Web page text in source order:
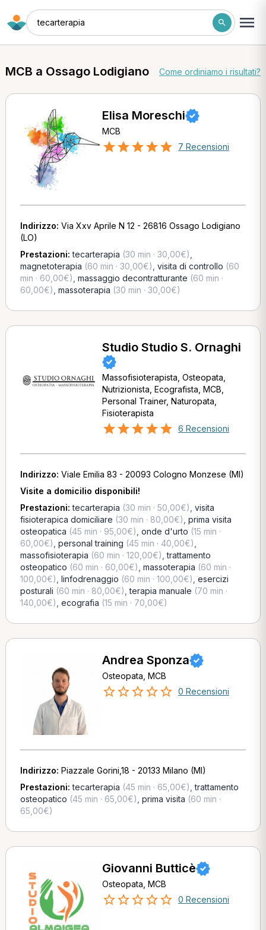
tecarterapia
MCB a Ossago Lodigiano Come ordiniamo i risultati?
Elisa Moreschi
MCB
7 Recensioni
Indirizzo: Via Xxv Aprile N 12 - 26816 Ossago Lodigiano
(LO)
Prestazioni:tecarterapia (30 min · 30,00€)
magnetoterapia (60 min · 30,00€) visita di controllo (60
min · 60,00€) massaggio decontratturante (60 min ·
60,00€) massoterapia (30 min · 30,00€)
Studio Studio S. Ornaghi
Massofisioterapista, Osteopata,
Nutrizionista, Ecografista, MCB,
Personal Trainer, Naturopata,
Fisioterapista
6 Recensioni
Indirizzo: Viale Emilia 83 - 20093 Cologno Monzese (MI)
Visite a domicilio disponibili!
Prestazioni:tecarterapia (30 min · 50,00€) visita
fisioterapica domiciliare (30 min · 80,00€) prima visita
osteopatica (45 min · 95,00€) onde d'urto (15 min ·
60,00€) personal training (45 min · 40,00€)
massofisioterapia (60 min · 120,00€) ,trattamento
osteopatico (60 min · 60,00€) massoterapia (60 min ·
100,00€) linfodrenaggio (60 min · 100,00€) esercizi
posturali (60 min · 80,00€) ,terapia manuale (70 min ·
140,00€) ecografia (15 min · 70,00€)
Andrea Sponza
Osteopata, MCB
0 Recensioni
Indirizzo: Piazzale Gorini,18 - 20133 Milano (MI)
Prestazioni:tecarterapia (45 min · 65,00€) ,trattamento
osteopatico (45 min · 65,00€) prima visita (60 min ·
65,00€)
Giovanni Butticè
Osteopata, MCB
0 Recensioni